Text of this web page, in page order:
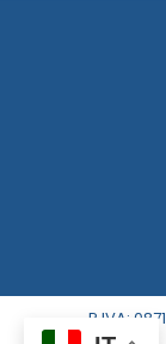
P.IVA: